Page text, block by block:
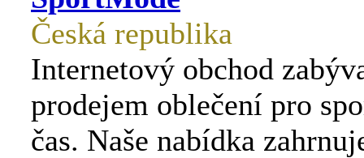
Česká republika
Internetový obchod
prodejem oblečení pro
čas. Naše nabídka